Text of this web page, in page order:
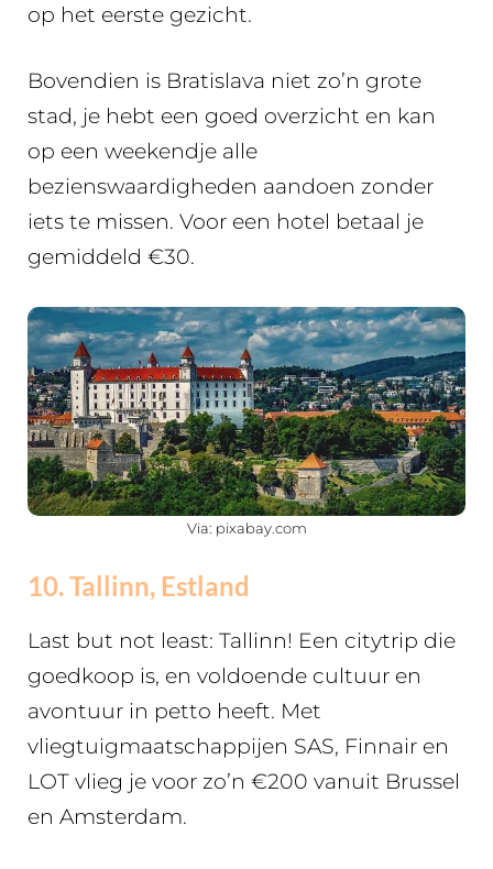
op het eerste gezicht.
Bovendien is Bratislava niet zo’n grote
stad, je hebt een goed overzicht en kan
op een weekendje alle
bezienswaardigheden aandoen zonder
iets te missen. Voor een hotel betaal je
gemiddeld €30.
Via: pixabay.com
10. Tallinn, Estland
Last but not least: Tallinn! Een citytrip die
goedkoop is, en voldoende cultuur en
avontuur in petto heeft. Met
vliegtuigmaatschappijen SAS, Finnair en
LOT vlieg je voor zo’n €200 vanuit Brussel
en Amsterdam.